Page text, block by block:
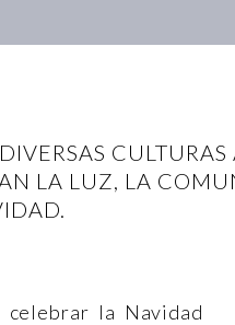
LA LUZ, LA
celebrar la Navidad